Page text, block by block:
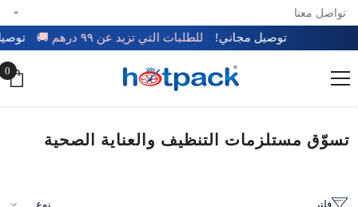
تخطي إلى المحتوى
تواصل معنا
توصيل مجاني! للطلبات التي تزيد عن ٩٩ درهم 🚚
0
0
تسوّق مستلزمات التنظيف والعناية الصحية
فلتر نوع